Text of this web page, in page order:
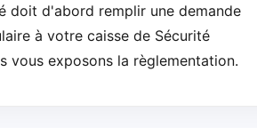
doit d'abord remplir une demande
à votre caisse de Sécurité
vous exposons la règlementation.